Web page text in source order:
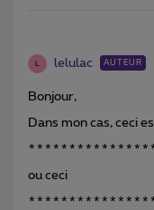
L lelulac AUTEUR
Bonjour,
Dans mon cas, ceci
ou ceci